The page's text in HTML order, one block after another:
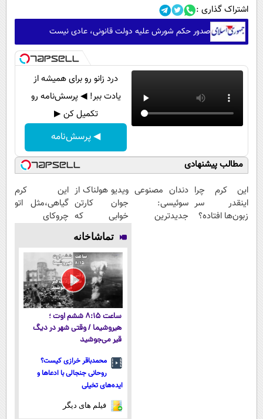
اشتراک گذاری :
صدور حکم شورش علیه دولت قانونی، عادی نیست
درد زانو رو برای همیشه از
یادت ببر! ◀ پرسش‌نامه رو
تکمیل کن ▶
◀ پرسش‌نامه
مطالب پیشنهادی
این کرم چرا
اینقدر سر
زبون‌ها افتاده؟
دندان مصنوعی
سوئیسی:
جدیدترین
ویدیو هولناک از
جوان کارتن
خوابی که
میلیاردر شد.
آموزش رایگان
این کرم
گیاهی،مثل اتو
چروکای
تماشاخانه
ساعت ۸:۱۵ ششم اوت ؛
هیروشیما / وقتی شهر در دیگ
قیر می‌جوشید
محمدباقر خرازی کیست؟
روحانی جنجالی با ادعاها و
ایده‌های تخیلی
فیلم های دیگر